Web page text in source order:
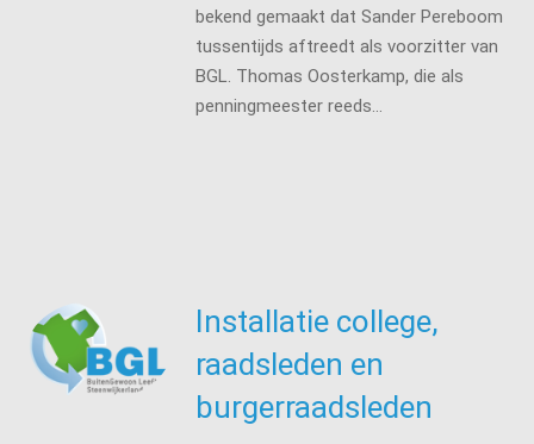
bekend gemaakt dat Sander Pereboom
tussentijds aftreedt als voorzitter van
BGL. Thomas Oosterkamp, die als
penningmeester reeds…
Installatie college,
raadsleden en
burgerraadsleden